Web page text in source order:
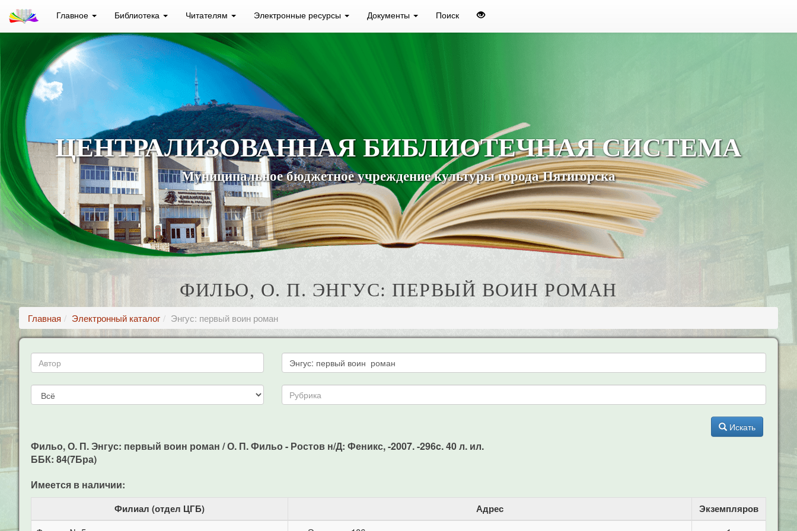
Главное Библиотека Читателям Электронные ресурсы Документы Поиск
ЦЕНТРАЛИЗОВАННАЯ БИБЛИОТЕЧНАЯ СИСТЕМА
Муниципальное бюджетное учреждение культуры города Пятигорска
ФИЛЬО, О. П. ЭНГУС: ПЕРВЫЙ ВОИН РОМАН
Главная Электронный каталог Энгус: первый воин роман
Искать
Фильо, О. П. Энгус: первый воин роман / О. П. Фильо - Ростов н/Д: Феникс, -2007. -296c. 40 л. ил.
ББК: 84(7Бра)
Имеется в наличии:
Филиал (отдел ЦГБ) Адрес Экземпляров